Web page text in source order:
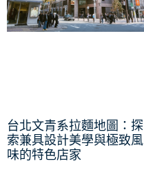
台北文青系拉麵地圖：探
索兼具設計美學與極致風
味的特色店家